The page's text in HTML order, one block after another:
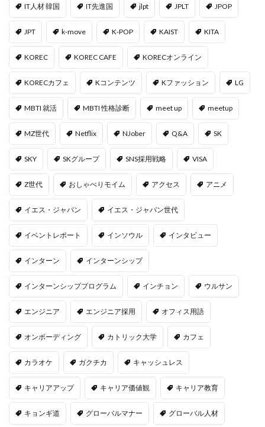
IT人材 韓国 IT先進国 jlpt JPLT JPOP
JPT k-move K-POP KAIST KITA
KOREC KOREC CAFE KORECオンライン
KORECカフェ Kコンテンツ Kファッション LG
MBTI 就活 MBTI 性格診断 meet up meetup
MZ世代 Netflix NJober Q&A SK
SKY SKグループ SNS採用戦略 VISA
Z世代 おしゃべりモイム アクセス アニメ
イエス・ジャパン イエス・ジャパン世代
イベントレポート インソウル インタビュー
インターン インターンシップ
インターンシッププログラム インチョン ウルサン
エンジニア エンジニア採用 オフィス用語
オンボーディング カトリック大学 カフェ
カラオケ ガクチカ キャッシュレス
キャリアアップ キャリア価値観 キャリア教育
キョンギ道 グローバルマナー グローバル人材